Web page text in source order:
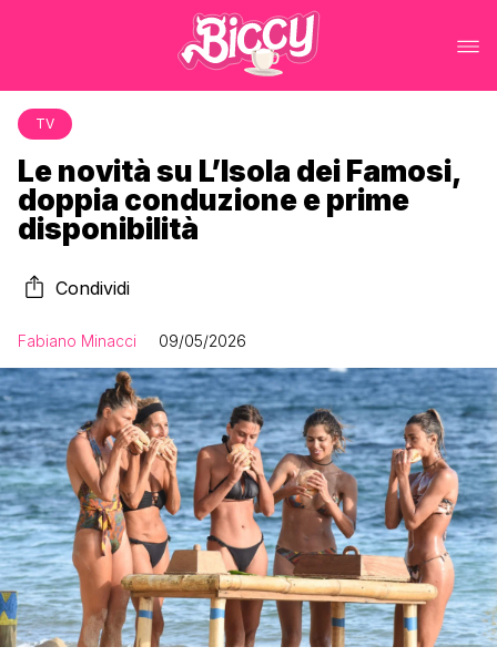
TV
Le novità su L’Isola dei Famosi,
doppia conduzione e prime
disponibilità
Condividi
Fabiano Minacci 09/05/2026